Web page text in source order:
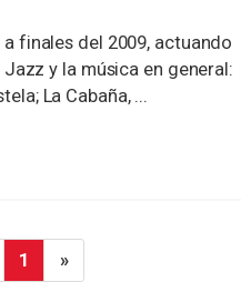
finales del 2009, actuando
y la música en general:
La Cabaña, ...
1 »